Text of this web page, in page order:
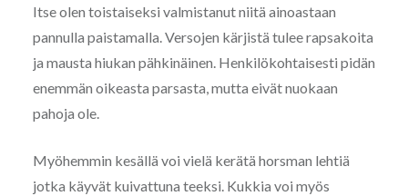
Itse olen toistaiseksi valmistanut niitä ainoastaan
pannulla paistamalla. Versojen kärjistä tulee rapsakoita
ja mausta hiukan pähkinäinen. Henkilökohtaisesti pidän
enemmän oikeasta parsasta, mutta eivät nuokaan
pahoja ole.
Myöhemmin kesällä voi vielä kerätä horsman lehtiä
jotka käyvät kuivattuna teeksi. Kukkia voi myös